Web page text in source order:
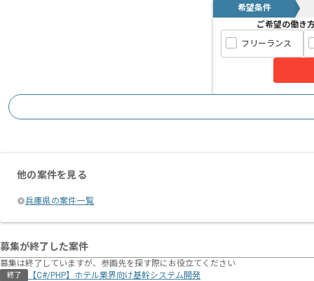
希望条件
ご希望の働き
フリーランス
他の案件を見る
兵庫県の案件一覧
募集が終了した案件
募集は終了していますが、参画先を探す際にお役立てください
終了 【C#/PHP】ホテル業界向け基幹システム開発